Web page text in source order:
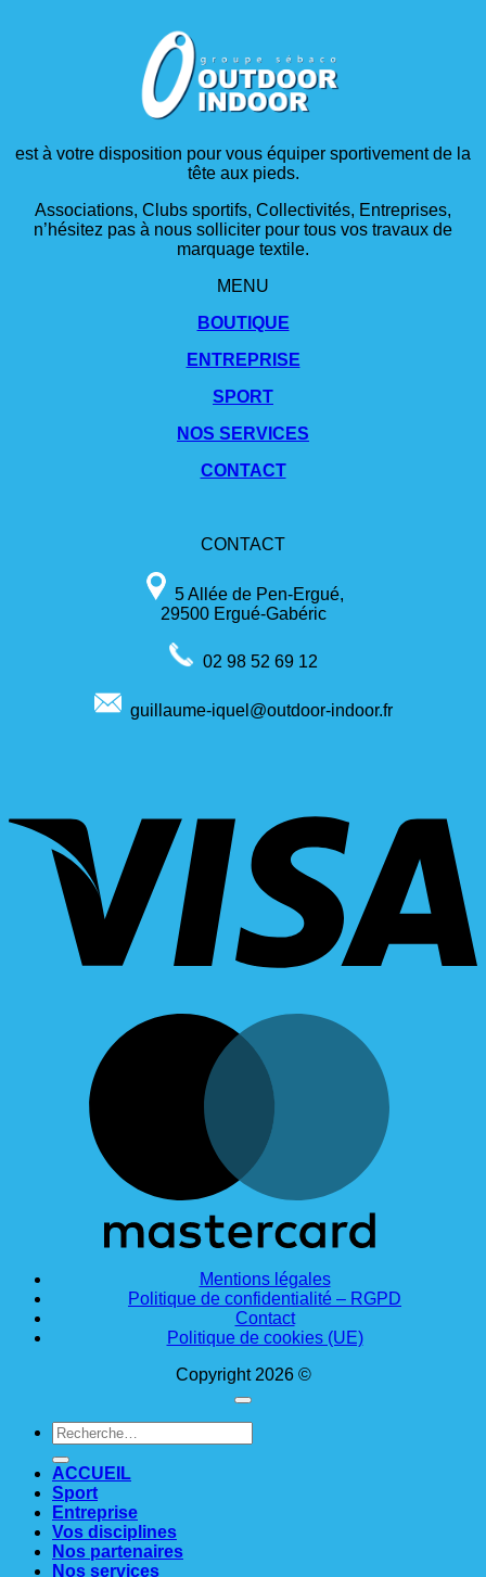
est à votre disposition pour vous équiper sportivement de la
tête aux pieds.
Associations, Clubs sportifs, Collectivités, Entreprises,
n’hésitez pas à nous solliciter pour tous vos travaux de
marquage textile.
MENU
BOUTIQUE
ENTREPRISE
SPORT
NOS SERVICES
CONTACT
CONTACT
5 Allée de Pen-Ergué,
29500 Ergué-Gabéric
02 98 52 69 12
guillaume-iquel@outdoor-indoor.fr
Mentions légales
Politique de confidentialité – RGPD
Contact
Politique de cookies (UE)
Copyright 2026 ©
Recherche
pour :
ACCUEIL
Sport
Entreprise
Vos disciplines
Nos partenaires
Nos services